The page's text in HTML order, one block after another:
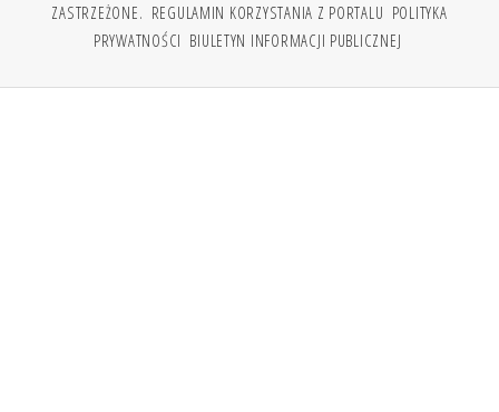
ZASTRZEŻONE. REGULAMIN KORZYSTANIA Z PORTALU POLITYKA
PRYWATNOŚCI BIULETYN INFORMACJI PUBLICZNEJ